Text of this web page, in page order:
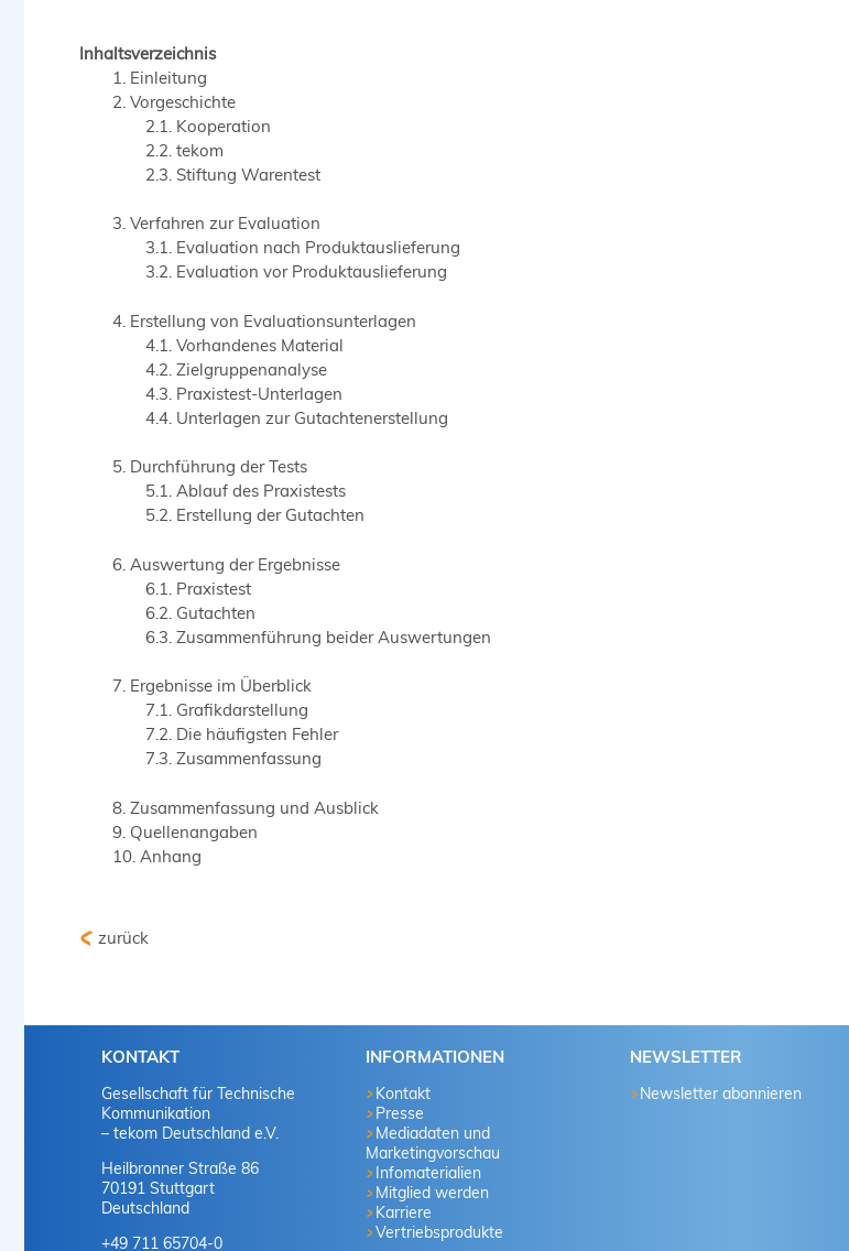
Inhaltsverzeichnis
Einleitung
Vorgeschichte
Kooperation
tekom
Stiftung Warentest
Verfahren zur Evaluation
Evaluation nach Produktauslieferung
Evaluation vor Produktauslieferung
Erstellung von Evaluationsunterlagen
Vorhandenes Material
Zielgruppenanalyse
Praxistest-Unterlagen
Unterlagen zur Gutachtenerstellung
Durchführung der Tests
Ablauf des Praxistests
Erstellung der Gutachten
Auswertung der Ergebnisse
Praxistest
Gutachten
Zusammenführung beider Auswertungen
Ergebnisse im Überblick
Grafikdarstellung
Die häufigsten Fehler
Zusammenfassung
Zusammenfassung und Ausblick
Quellenangaben
Anhang
zurück
KONTAKT
Gesellschaft für Technische
Kommunikation
– tekom Deutschland e.V.
Heilbronner Straße 86
70191 Stuttgart
Deutschland
+49 711 65704-0
INFORMATIONEN
Kontakt
Presse
Mediadaten und
Marketingvorschau
Infomaterialien
Mitglied werden
Karriere
Vertriebsprodukte
NEWSLETTER
Newsletter abonnieren